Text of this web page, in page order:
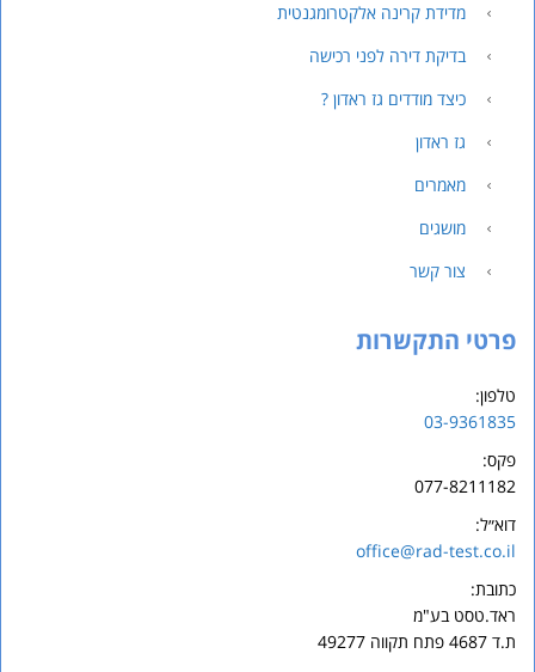
מדידת קרינה אלקטרומגנטית
בדיקת דירה לפני רכישה
כיצד מודדים גז ראדון ?
גז ראדון
מאמרים
מושגים
צור קשר
פרטי התקשרות
טלפון:
03-9361835
פקס:
077-8211182
דוא״ל:
office@rad-test.co.il
כתובת:
ראד.טסט בע"מ
ת.ד 4687 פתח תקווה 49277